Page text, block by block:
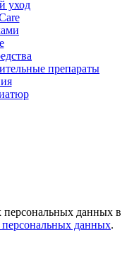
уход
препараты
персональных данных в
данных.